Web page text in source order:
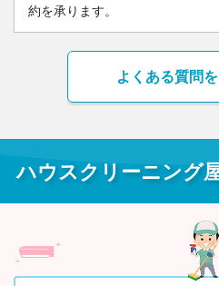
約を承ります。
よくある質問
ハウスクリーニング